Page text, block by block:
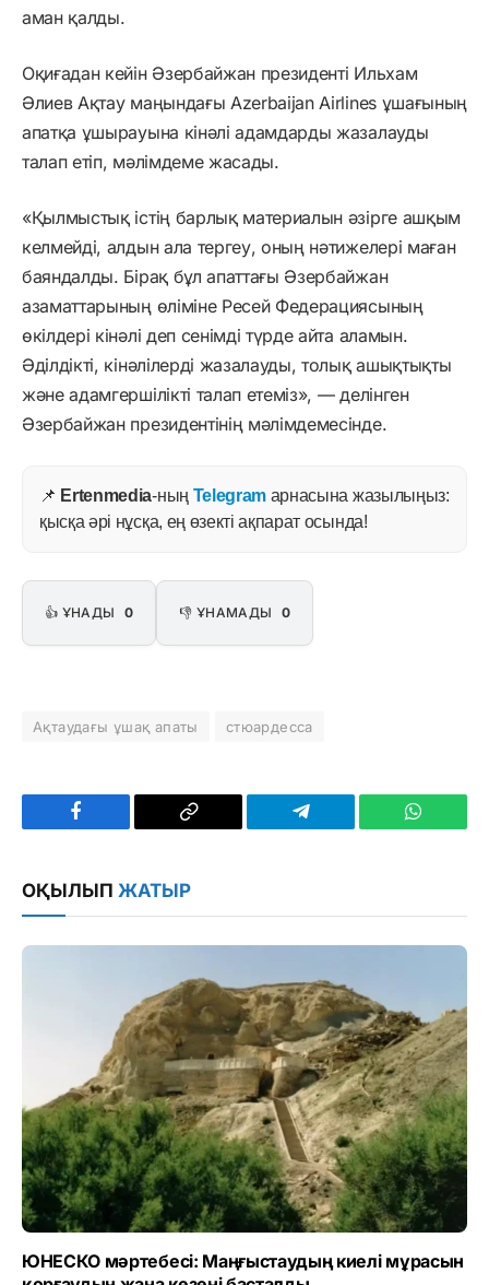
аман қалды.
Оқиғадан кейін Әзербайжан президенті Ильхам
Әлиев Ақтау маңындағы Azerbaijan Airlines ұшағының
апатқа ұшырауына кінәлі адамдарды жазалауды
талап етіп, мәлімдеме жасады.
«Қылмыстық істің барлық материалын әзірге ашқым
келмейді, алдын ала тергеу, оның нәтижелері маған
баяндалды. Бірақ бұл апаттағы Әзербайжан
азаматтарының өліміне Ресей Федерациясының
өкілдері кінәлі деп сенімді түрде айта аламын.
Әділдікті, кінәлілерді жазалауды, толық ашықтықты
және адамгершілікті талап етеміз», — делінген
Әзербайжан президентінің мәлімдемесінде.
📌 Ertenmedia-ның Telegram арнасына жазылыңыз:
қысқа әрі нұсқа, ең өзекті ақпарат осында!
👍 ҰНАДЫ 0 👎 ҰНАМАДЫ 0
Ақтаудағы ұшақ апаты стюардесса
Facebook
Copy
Telegram
ОҚЫЛЫП ЖАТЫР
ЮНЕСКО мәртебесі: Маңғыстаудың киелі мұрасын